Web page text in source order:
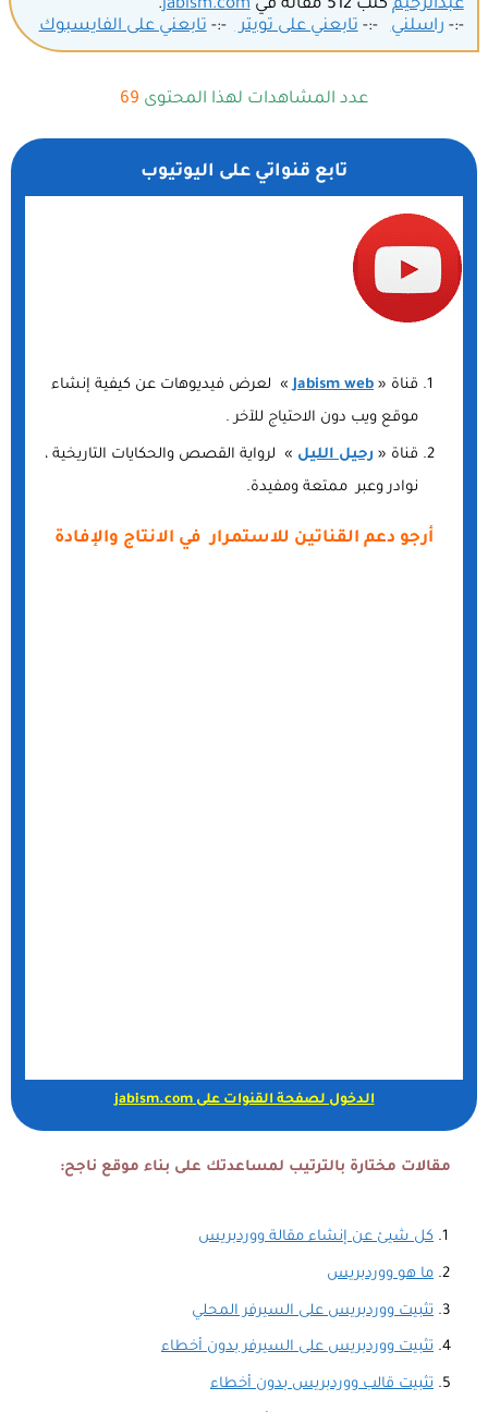
عبدالرحيم كتب 512 مقالة في jabism.com
.
-:- راسلني-:- تابعني على تويتر-:-تابعني على الفايسبوك
69 عدد المشاهدات لهذا المحتوى
تابع قنواتي على اليوتيوب
قناة « Jabism web» لعرض فيديوهات عن كيفية إنشاء
موقع ويب دون الاحتياج للآخر .
قناة « رحيل الليل » لرواية القصص والحكايات التاريخية ،
نوادر وعبر ممتعة ومفيدة.
أرجو دعم القناتين للاستمرار في الانتاج والإفادة
الدخول لصفحة القنوات على jabism.com
مقالات مختارة بالترتيب لمساعدتك على بناء موقع ناجح:
كل شيئ عن إنشاء مقالة ووردبريس
ما هو ووردبريس
تثبيت ووردبريس على السيرفر المحلي
تثبيت ووردبريس على السيرفر بدون أخطاء
تثبيت قالب ووردبريس بدون أخطاء